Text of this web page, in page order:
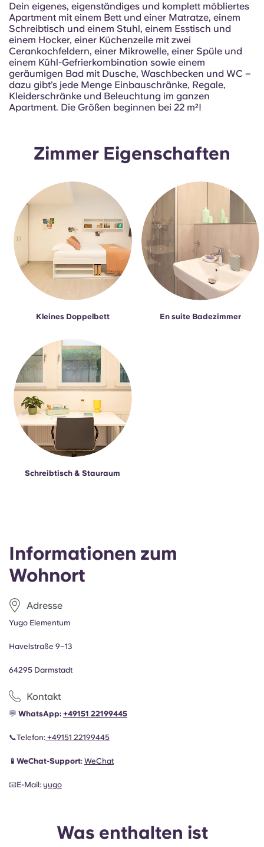
French
Portuguese
Informationen zum
Wohnort
Adresse
Yugo Elementum
Havelstraße 9–13
64295 Darmstadt
Kontakt
💬 WhatsApp: +49151 22199445
📞Telefon: +49151 22199445
📱WeChat-Support: WeChat
📧E-Mail: yugo
Was enthalten ist
Dein eigenes, eigenständiges und komplett möbliertes
Apartment mit einem Bett und einer Matratze, einem
Schreibtisch und einem Stuhl, einem Esstisch und
einem Hocker, einer Küchenzeile mit zwei
Cerankochfeldern, einer Mikrowelle, einer Spüle und
einem Kühl-Gefrierkombination sowie einem
geräumigen Bad mit Dusche, Waschbecken und WC –
dazu gibt’s jede Menge Einbauschränke, Regale,
Kleiderschränke und Beleuchtung im ganzen
Apartment. Die Größen beginnen bei 22 m²!
Zimmer Eigenschaften
Kleines Doppelbett En suite Badezimmer
Schreibtisch & Stauraum